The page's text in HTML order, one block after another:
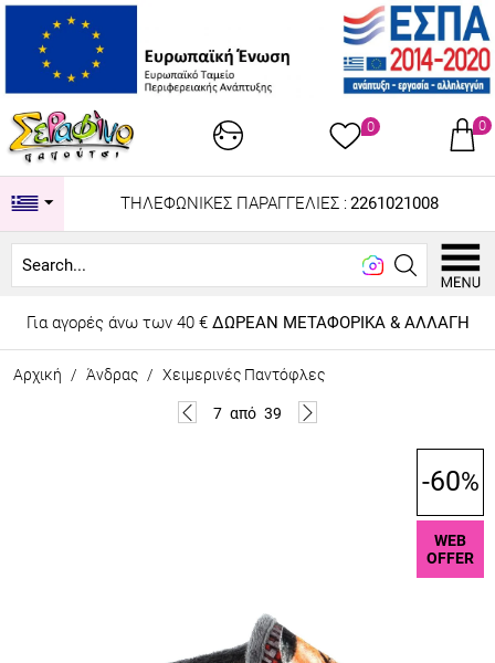
0 0
ΤΗΛΕΦΩΝΙΚΕΣ ΠΑΡΑΓΓΕΛΙΕΣ : 2261021008
Lookin
Για αγορές άνω των 40 € ΔΩΡΕΑΝ ΜΕΤΑΦΟΡΙΚΑ & ΑΛΛΑΓΗ
Αρχική / Άνδρας / Χειμερινές Παντόφλες
7 από 39
-60%
WEB
OFFER